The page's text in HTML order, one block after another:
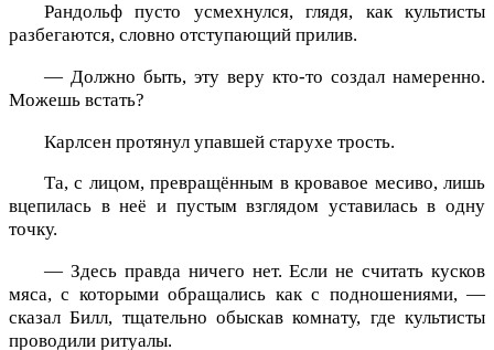
Рандольф пусто усмехнулся, глядя, как культисты
разбегаются, словно отступающий прилив.
— Должно быть, эту веру кто-то создал намеренно.
Можешь встать?
Карлсен протянул упавшей старухе трость.
Та, с лицом, превращённым в кровавое месиво, лишь
вцепилась в неё и пустым взглядом уставилась в одну
точку.
— Здесь правда ничего нет. Если не считать кусков
мяса, с которыми обращались как с подношениями, —
сказал Билл, тщательно обыскав комнату, где культисты
проводили ритуалы.